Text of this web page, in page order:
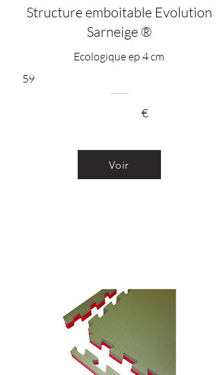
Structure emboitable Evolution
Sarneige ®
Ecologique ep 4 cm
59
€
Voir